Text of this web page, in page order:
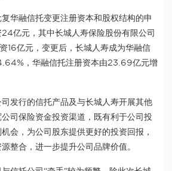
融信托变更注册资本和股权结构的申
亿元，其中长城人寿保险股份有限公司
16亿元，变更后，长城人寿成为华融信
，华融信托注册资本由23.69亿元增
行的信托产品及与长城人寿开展其他
司保险资金投资渠道，既有利于公司投
会，为公司股东提供更好的投资回报，
整合，进一步提升公司品牌价值。